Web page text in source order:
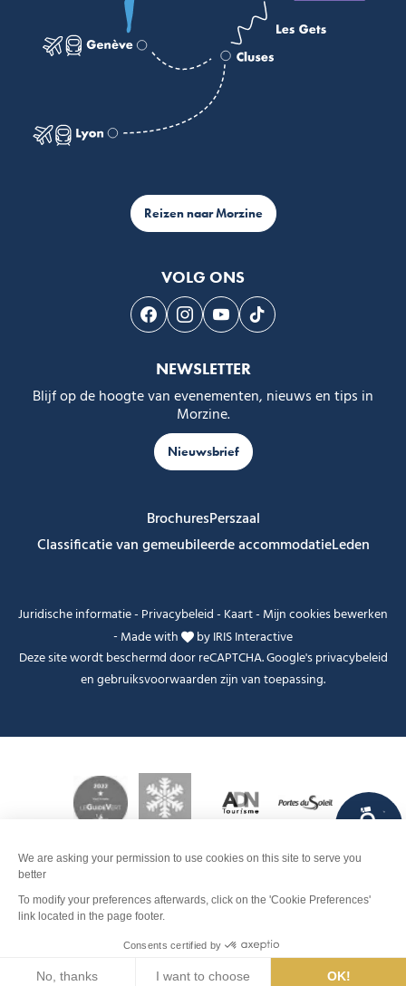
Zoeken Webcams Info pistes Interactieve
Reizen naar Morzine
VOLG ONS
Volg ons op Facebook
Volg ons op Instagram
Volg ons op Youtube
Volg ons op Tiktok
NEWSLETTER
Blijf op de hoogte van evenementen, nieuws en tips in
Morzine.
Nieuwsbrief
BrochuresPerszaal
Classificatie van gemeubileerde accommodatieLeden
Juridische informatie- Privacybeleid- Kaart- Mijn cookies bewerken
- Made with byIRIS Interactive
Deze site wordt beschermd door reCAPTCHA. Google'sprivacybeleid
engebruiksvoorwaardenzijn van toepassing.
Je peux t'aider ?